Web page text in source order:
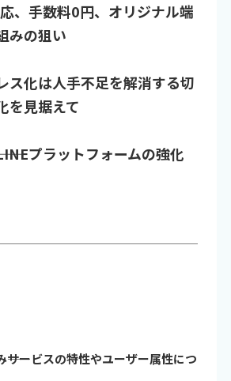
、手数料0円、オリジナル端
みの狙い
化は人手不足を解消する切
を見据えて
プラットフォームの強化
サービスの特性やユーザー属性につ